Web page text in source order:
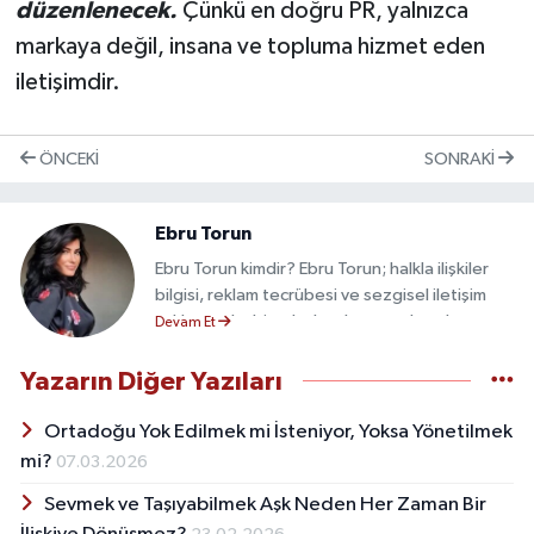
düzenlenecek. Çünkü en doğru PR, yalnızca
markaya değil, insana ve topluma hizmet eden
iletişimdir.
ÖNCEKI SONRAKI
Ebru Torun
Ebru Torun kimdir? Ebru Torun; halkla ilişkiler
bilgisi, reklam tecrübesi ve sezgisel iletişim
yaklaşımıyla, birçok ulusal ve yerel markanın
iletişim danışmanıdır. Markaların sadece
bir bağ kurmasını hedefleyen yaklaşımıyla;
medya ilişkilerine kadar tüm iletişim sürecini bir
Devam Et
Yazarın Diğer Yazıları
Ortadoğu Yok Edilmek mi İsteniyor, Yoksa Yönetilmek
mi? 07.03.2026
Sevmek ve Taşıyabilmek Aşk Neden Her Zaman Bir